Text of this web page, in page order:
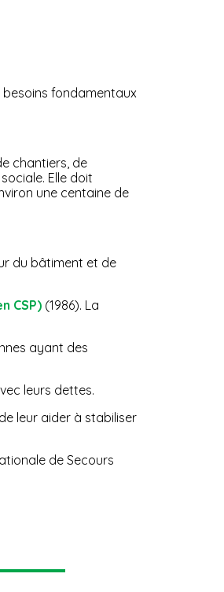
besoins fondamentaux
chantiers, de
Elle doit
une centaine de
du bâtiment et de
CSP) (1986). La
ayant des
leurs dettes.
leur aider à stabiliser
de Secours